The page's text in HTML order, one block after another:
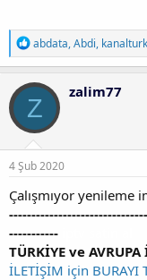
T
e
p
k
i
l
e
r
abdata,Abdi, kanalturk
Z
zalim77
4 Şub 2020
Çalışmıyor yenileme
-----------
TÜRKİYE ve
İLETİŞİM için BURAYI